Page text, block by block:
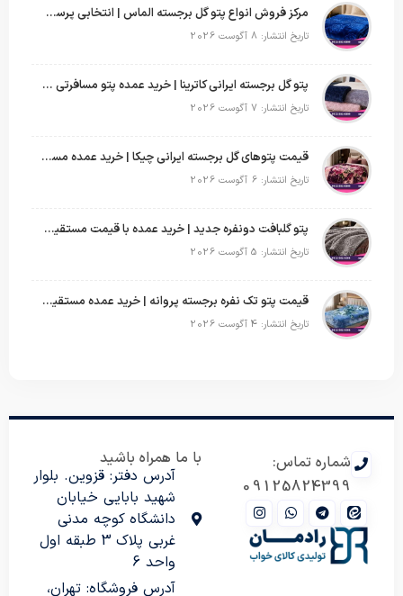
مرکز فروش انواع پتو گل برجسته الماس | انتخابی پرسود برای عمده‌فروشان
تاریخ انتشار: 8 آگوست 2026
پتو گل برجسته ایرانی کاترینا | خرید عمده پتو مسافرتی با قیمت تولیدی
تاریخ انتشار: 7 آگوست 2026
قیمت پتوهای گل برجسته ایرانی چیکا | خرید عمده مستقیم با سود بالا
تاریخ انتشار: 6 آگوست 2026
پتو گلبافت دونفره جدید | خرید عمده با قیمت مستقیم و طرح‌های پرفروش بازار
تاریخ انتشار: 5 آگوست 2026
قیمت پتو تک نفره برجسته پروانه | خرید عمده مستقیم با بهترین قیمت بازار
تاریخ انتشار: 4 آگوست 2026
شماره تماس:
09125824399
با ما همراه باشید
آدرس دفتر: قزوین. بلوار
شهید بابایی خیابان
دانشگاه کوچه مدنی
غربی پلاک 3 طبقه اول
واحد 6
آدرس فروشگاه: تهران،